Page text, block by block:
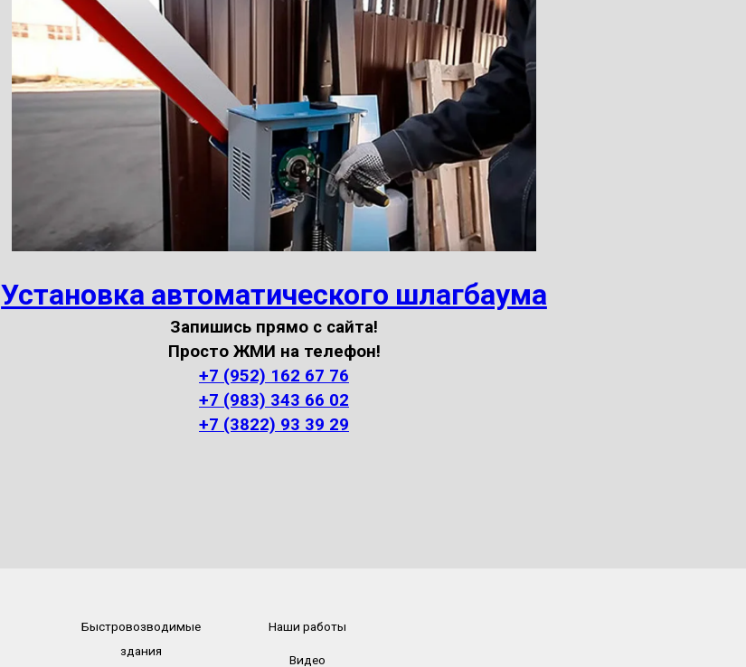
Установка автоматического шлагбаума
Запишись прямо с сайта!
Просто ЖМИ на телефон!
+7 (952) 162 67 76
+7 (983) 343 66 02
+7 (3822) 93 39 29
Быстровозводимые
здания
Наши работы
Видео